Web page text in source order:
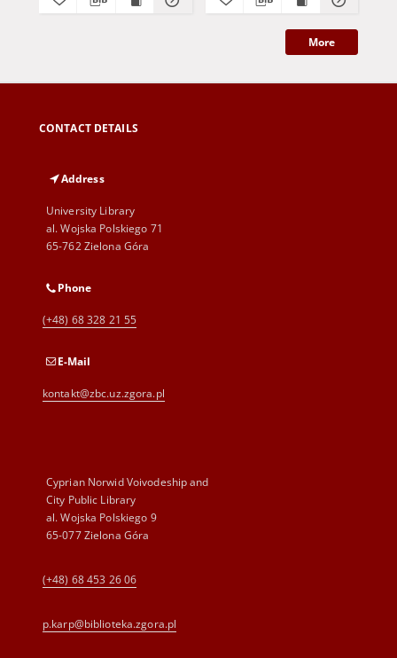
More
CONTACT DETAILS
Address
University Library
al. Wojska Polskiego 71
65-762 Zielona Góra
Phone
(+48) 68 328 21 55
E-Mail
kontakt@zbc.uz.zgora.pl
Cyprian Norwid Voivodeship and
City Public Library
al. Wojska Polskiego 9
65-077 Zielona Góra
(+48) 68 453 26 06
p.karp@biblioteka.zgora.pl